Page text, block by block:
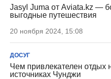
Jasyl Juma от Aviata.kz —
выгодные путешествия
20 ноября 2024, 15:08
ДОСУГ
Чем привлекателен отдых
источниках Чунджи